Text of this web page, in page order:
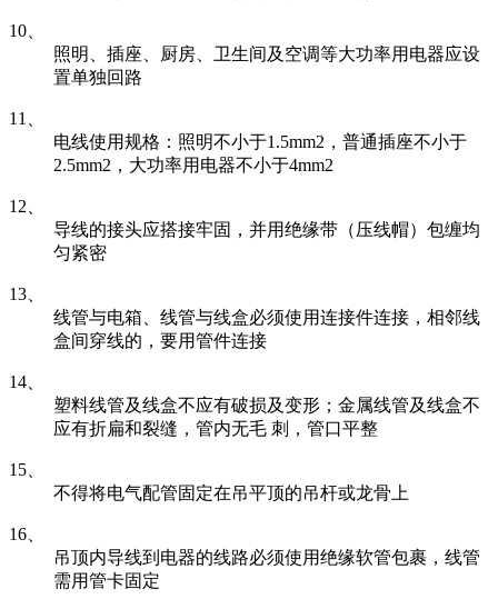
10、
照明、插座、厨房、卫生间及空调等大功率用电器应设
置单独回路
11、
电线使用规格：照明不小于1.5mm2，普通插座不小于
2.5mm2，大功率用电器不小于4mm2
12、
导线的接头应搭接牢固，并用绝缘带（压线帽）包缠均
匀紧密
13、
线管与电箱、线管与线盒必须使用连接件连接，相邻线
盒间穿线的，要用管件连接
14、
塑料线管及线盒不应有破损及变形；金属线管及线盒不
应有折扁和裂缝，管内无毛 刺，管口平整
15、
不得将电气配管固定在吊平顶的吊杆或龙骨上
16、
吊顶内导线到电器的线路必须使用绝缘软管包裹，线管
需用管卡固定